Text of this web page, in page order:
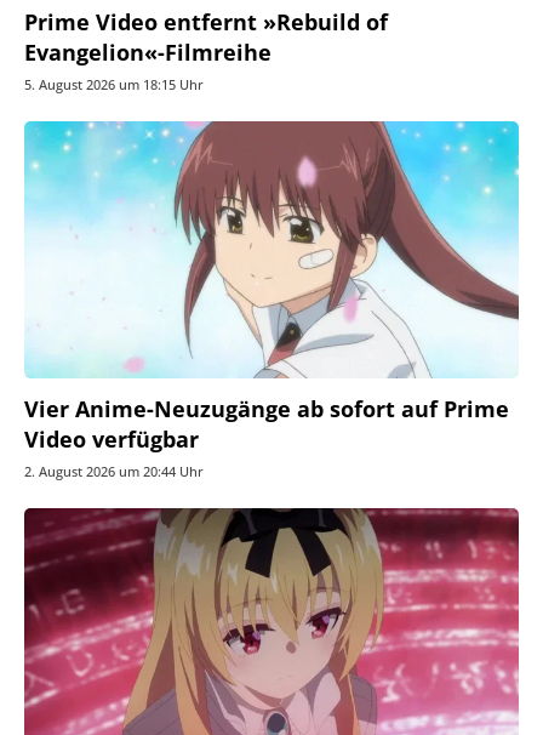
Prime Video entfernt »Rebuild of
Evangelion«-Filmreihe
5. August 2026 um 18:15 Uhr
Vier Anime-Neuzugänge ab sofort auf Prime
Video verfügbar
2. August 2026 um 20:44 Uhr